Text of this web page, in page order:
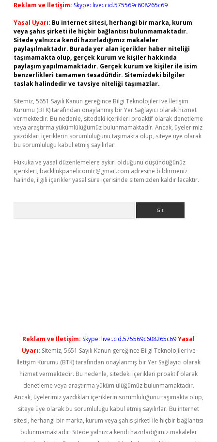
Reklam ve İletişim: Skype: live:.cid.575569c608265c69
Yasal Uyarı: Bu internet sitesi, herhangi bir marka, kurum
veya şahıs şirketi ile hiçbir bağlantısı bulunmamaktadır.
Sitede yalnızca kendi hazırladığımız makaleler
paylaşılmaktadır. Burada yer alan içerikler haber niteliği
taşımamakta olup, gerçek kurum ve kişiler hakkında
paylaşım yapılmamaktadır. Gerçek kurum ve kişiler ile isim
benzerlikleri tamamen tesadüfidir. Sitemizdeki bilgiler
taslak halindedir ve tavsiye niteliği taşımazlar.
Sitemiz, 5651 Sayılı Kanun gereğince Bilgi Teknolojileri ve İletişim
Kurumu (BTK) tarafından onaylanmış bir Yer Sağlayıcı olarak hizmet
vermektedir. Bu nedenle, sitedeki içerikleri proaktif olarak denetleme
veya araştırma yükümlülüğümüz bulunmamaktadır. Ancak, üyelerimiz
yazdıkları içeriklerin sorumluluğunu taşımakta olup, siteye üye olarak
bu sorumluluğu kabul etmiş sayılırlar.
Hukuka ve yasal düzenlemelere aykırı olduğunu düşündüğünüz
içerikleri, backlinkpanelicomtr@gmail.com adresine bildirmeniz
halinde, ilgili içerikler yasal süre içerisinde sitemizden kaldırılacaktır.
Reklam ve İletişim: Skype: live:.cid.575569c608265c69Yasal
Uyarı: Sitemiz, 5651 Sayılı Kanun gereğince Bilgi Teknolojileri ve
İletişim Kurumu (BTK) tarafından onaylanmış bir Yer Sağlayıcı olarak
hizmet vermektedir. Bu nedenle, sitedeki içerikleri proaktif olarak
denetleme veya araştırma yükümlülüğümüz bulunmamaktadır.
Ancak, üyelerimiz yazdıkları içeriklerin sorumluluğunu taşımakta olup,
siteye üye olarak bu sorumluluğu kabul etmiş sayılırlar. Bu internet
sitesi, herhangi bir marka, kurum veya şahıs şirketi ile hiçbir bağlantısı
bulunmamaktadır. Sitede yalnızca kendi hazırladığımız makaleler